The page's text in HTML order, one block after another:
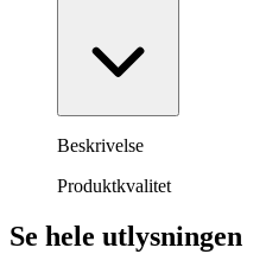
Beskrivelse
Produktkvalitet
Se hele utlysningen